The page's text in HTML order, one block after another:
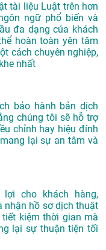
tài liệu Luật trên hơn
ngữ phổ biến và
đa dạng của khách
hoàn toàn yên tâm
cách chuyên nghiệp,
nhất
bảo hành bản dịch
chúng tôi sẽ hỗ trợ
chỉnh hay hiệu đính
lại sự an tâm và
cho khách hàng,
nhận hồ sơ dịch thuật
kiệm thời gian mà
lại sự thuận tiện tối